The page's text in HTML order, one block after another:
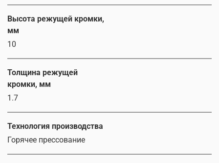
Высота режущей кромки,
мм
10
Толщина режущей
кромки, мм
1.7
Технология производства
Горячее прессование